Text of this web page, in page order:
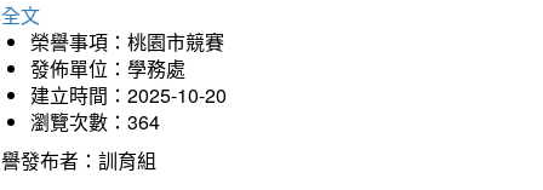
文
榮譽事項：桃園市競賽
發佈單位：學務處
建立時間：2025-10-20
瀏覽次數：364
發布者：訓育組